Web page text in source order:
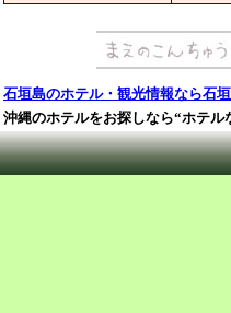
石垣島のホテル・観光情報なら石
沖縄のホテルをお探しなら“ホテル